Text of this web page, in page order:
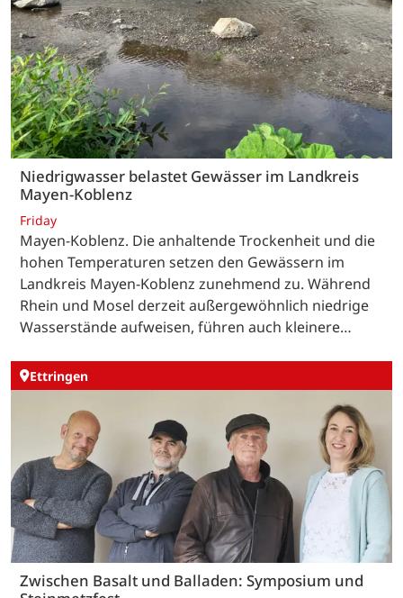
Niedrigwasser belastet Gewässer im Landkreis
Mayen-Koblenz
Friday
Mayen-Koblenz. Die anhaltende Trockenheit und die
hohen Temperaturen setzen den Gewässern im
Landkreis Mayen-Koblenz zunehmend zu. Während
Rhein und Mosel derzeit außergewöhnlich niedrige
Wasserstände aufweisen, führen auch kleinere…
Ettringen
Zwischen Basalt und Balladen: Symposium und